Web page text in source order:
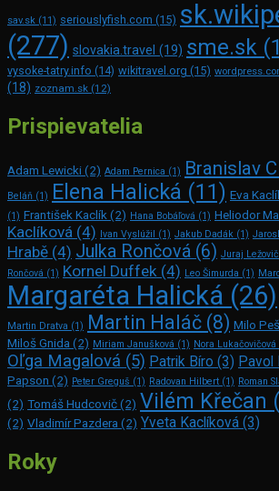
sav.sk (11) seriouslyfish.com (15)
(277) slovakia.travel (19) sme.sk
vysoke-tatry.info (14) wikitravel.org (15)
(18) zoznam.sk (12)
Prispievatelia
Adam Lewicki(2) Adam Pernica (1) Branislav
Beláň (1) Elena Halická (11) Eva
(1) František Kaclík (2) Hana Bobáľová (1) Heliodor
Kaclíková (4) Ivan Vyslúžil (1) Jakub Dadák (1)
Hrabě (4) Julka Rončová (6) Juraj Ležovič
Rončová (1) Kornel Duffek (4) Leo Šimurda (1)
Margaréta Halická (26)
Martin Dratva (1) Martin Haláč (8) Milo
Miloš Gnida (2) Miriam Janušková (1) Nora Lukačovičová
Oľga Magalová (5) Patrik Bíro (3) Pavol
Papson (2) Peter Greguš (1) Radovan Hilbert (1) Roman
(2) Tomáš Hudcovič(2) Vilém Křečan
(2) Vladimír Pazdera (2) Yveta Kaclíková (3)
Roky